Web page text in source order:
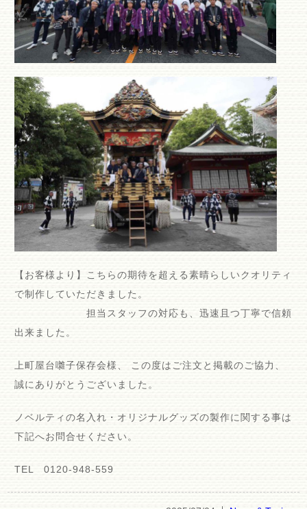
【お客様より】こちらの期待を超える素晴らしいクオリティ
で制作していただきました。
担当スタッフの対応も、迅速且つ丁寧で信頼
出来ました。
上町屋台囃子保存会様、 この度はご注文と掲載のご協力、
誠にありがとうございました。
ノベルティの名入れ・オリジナルグッズの製作に関する事は
下記へお問合せください。
TEL 0120-948-559